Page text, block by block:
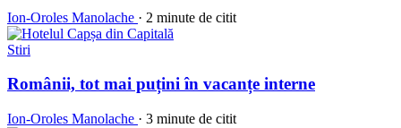
Ion-Oroles Manolache · 2 minute de citit
Stiri
Românii, tot mai puțini în vacanțe interne
Ion-Oroles Manolache · 3 minute de citit